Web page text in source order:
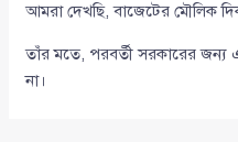
আমরা দেখছি, বাজেটের মৌলিক
তাঁর মতে, পরবর্তী সরকারের জন্য
না।